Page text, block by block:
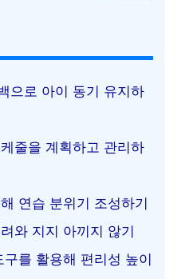
으로 아이 동기 유지하
줄을 계획하고 관리하
연습 분위기 조성하기
와 지지 아끼지 않기
를 활용해 편리성 높이